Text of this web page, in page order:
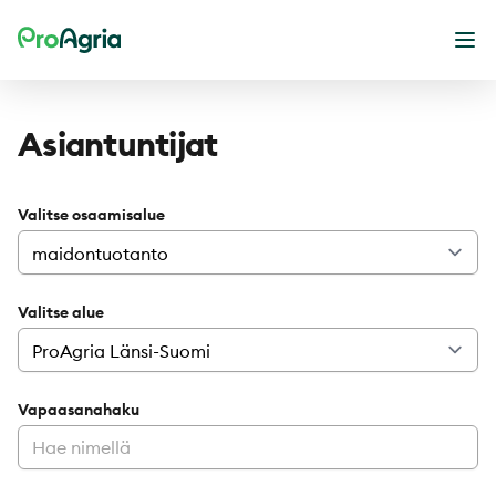
ProAgria
Asiantuntijat
Valitse osaamisalue
Valitse alue
Vapaasanahaku